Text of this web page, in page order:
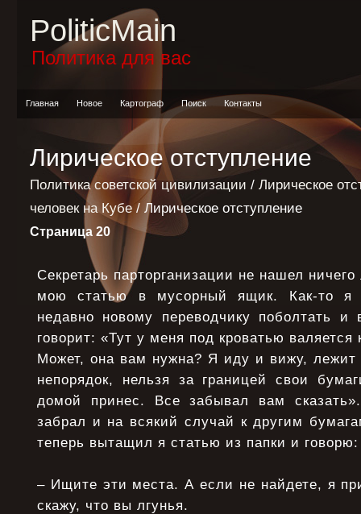
PoliticMain
Политика для вас
Главная Новое Картограф Поиск Контакты
Лирическое отступление
Политика советской цивилизации / Лирическое
человек на Кубе / Лирическое отступление
Страница 20
Секретарь парторганизации не нашел
мою статью в мусорный ящик. Как-то я
недавно новому переводчику поболтать
говорит: «Тут у меня под кроватью валяется
Может, она вам нужна? Я иду и вижу,
непорядок, нельзя за границей свои
домой принес. Все забывал вам
забрал и на всякий случай к другим
теперь вытащил я статью из папки и говорю:
– Ищите эти места. А если не найдете, я
скажу, что вы лгунья.